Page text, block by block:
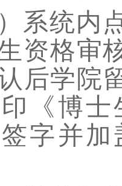
）系统内
资格审
后学院
《博
字并